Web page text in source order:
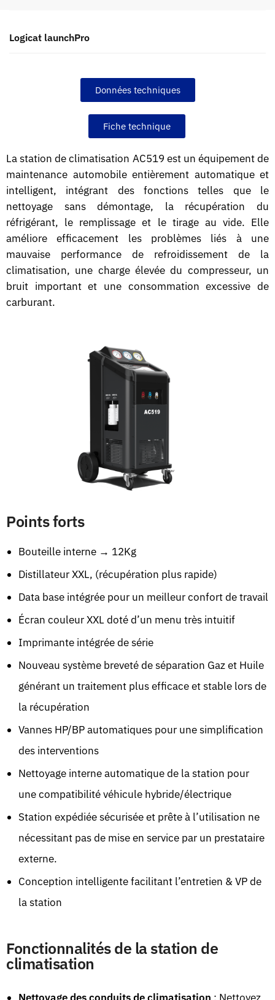
Logicat launchPro
Données techniques
Fiche technique
La station de climatisation AC519 est un équipement de
maintenance automobile entièrement automatique et
intelligent, intégrant des fonctions telles que le
nettoyage sans démontage, la récupération du
réfrigérant, le remplissage et le tirage au vide. Elle
améliore efficacement les problèmes liés à une
mauvaise performance de refroidissement de la
climatisation, une charge élevée du compresseur, un
bruit important et une consommation excessive de
carburant.
Points forts
Bouteille interne → 12Kg
Distillateur XXL, (récupération plus rapide)
Data base intégrée pour un meilleur confort de travail
Écran couleur XXL doté d’un menu très intuitif
Imprimante intégrée de série
Nouveau système breveté de séparation Gaz et Huile
générant un traitement plus efficace et stable lors de
la récupération
Vannes HP/BP automatiques pour une simplification
des interventions
Nettoyage interne automatique de la station pour
une compatibilité véhicule hybride/électrique
Station expédiée sécurisée et prête à l’utilisation ne
nécessitant pas de mise en service par un prestataire
externe.
Conception intelligente facilitant l’entretien & VP de
la station
Fonctionnalités de la station de
climatisation
Nettoyage des conduits de climatisation : Nettoyez